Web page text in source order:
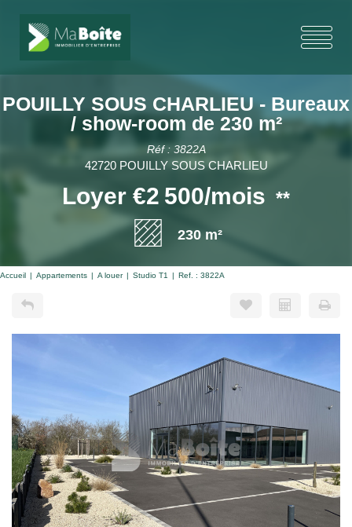
POUILLY SOUS CHARLIEU - Bureaux
/ show-room de 230 m²
Réf : 3822A
42720 POUILLY SOUS CHARLIEU
Loyer €2 500/mois **
230 m²
Accueil Appartements A louer Studio T1 Ref. : 3822A